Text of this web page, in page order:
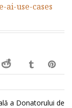
use-cases

a Donatorului de